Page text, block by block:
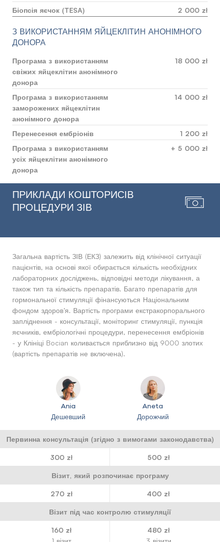
Біопсія яєчок (TESA) 2 000 zł
З ВИКОРИСТАННЯМ ЯЙЦЕКЛІТИН АНОНІМНОГО
ДОНОРА
Програма з використанням
свіжих яйцеклітин анонімного
донора
18 000 zł
Програма з використанням
заморожених яйцеклітин
анонімного донора
14 000 zł
Перенесення ембріонів
1 200 zł
Програма з використанням
усіх яйцеклітин анонімного
донора
+ 5 000 zł
ПРИКЛАДИ КОШТОРИСІВ
ПРОЦЕДУРИ ЗІВ
Загальна вартість ЗІВ (ЕКЗ) залежить від клінічної ситуації
пацієнтів, на основі якої обирається кількість необхідних
лабораторних досліджень, відповідні методи лікування, а
також тип та кількість препаратів. Багато препаратів для
гормональної стимуляції фінансуються Національним
фондом здоров’я. Вартість програми екстракорпорального
запліднення - консультації, моніторинг стимуляції, пункція
яєчників, ембріологічні процедури, перенесення ембріонів
- у Клініці Bocian коливається приблизно від 9000 злотих
(вартість препаратів не включена).
Ania
Дешевший
Aneta
Дорожчий
Первинна консультація (згідно з вимогами законодавства)
300 zł 500 zł
Візит, який розпочинає програму
270 zł 400 zł
Візит під час контролю стимуляції
160 zł 480 zł